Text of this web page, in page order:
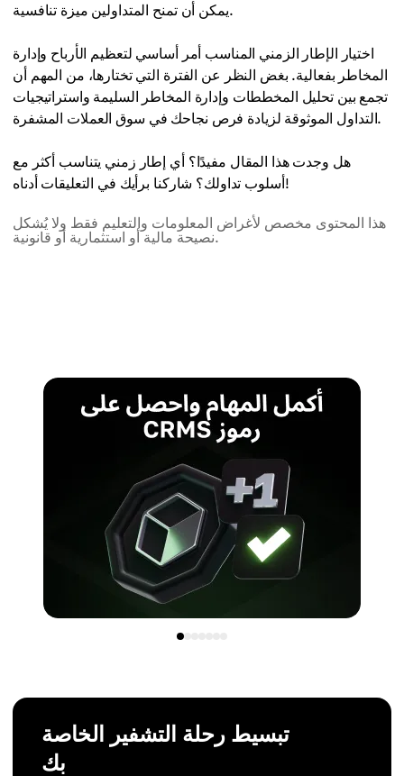
يمكن أن تمنح المتداولين ميزة تنافسية.
اختيار الإطار الزمني المناسب أمر أساسي لتعظيم الأرباح وإدارة
المخاطر بفعالية. بغض النظر عن الفترة التي تختارها، من المهم أن
تجمع بين تحليل المخططات وإدارة المخاطر السليمة واستراتيجيات
التداول الموثوقة لزيادة فرص نجاحك في سوق العملات المشفرة.
هل وجدت هذا المقال مفيدًا؟ أي إطار زمني يتناسب أكثر مع
أسلوب تداولك؟ شاركنا برأيك في التعليقات أدناه!
هذا المحتوى مخصص لأغراض المعلومات والتعليم فقط ولا يُشكل
نصيحة مالية أو استثمارية أو قانونية.
تبسيط رحلة التشفير الخاصة
بك